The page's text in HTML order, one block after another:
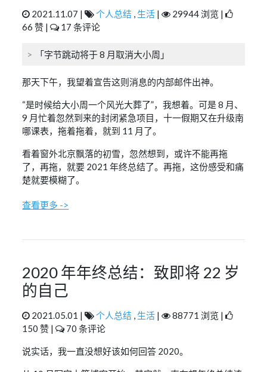
2021.11.07 | 个人总结 生活 |
29944 浏览 |
66 赞 |
17 条评论
「字节跳动将于 8 月取消大小周」
那天下午，我望着宣告这则消息的内部邮件出神。
“是时候给大小周一个风光大葬了”，我想着。可是 8 月、
9 月忙着忽然到来的封闭紧急项目，十一假期又在升级南
哪课表，拖着拖着，就到 11 月了。
看着窗外北京飘落的初雪，忽然想到，或许不能再拖
了，再拖，就要 2021 年终总结了。再拖，这份感受和痛
楚就要模糊了。
查看更多 ->
2020 年年终总结：致即将 22 岁
的自己
2021.05.01 | 个人总结 , 生活 |
88771 浏览 |
150 赞 |
70 条评论
说实话，我一直没想好该如何回答 2020。